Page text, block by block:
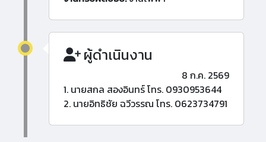
ผู้ดำเนินงาน
8 ก.ค. 2569
1. นายสกล สองอินทร์ โทร. 0930953644
2. นายอิทธิชัย ฉวีวรรณ โทร. 0623734791